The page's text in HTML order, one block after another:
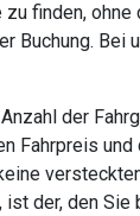
zu finden,
Bei
der
Fahrpreis
der, den